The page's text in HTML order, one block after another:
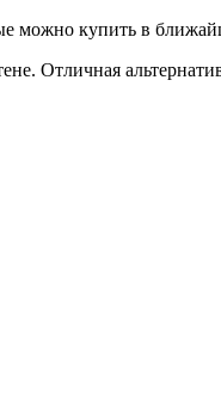
можно купить в
Отличная